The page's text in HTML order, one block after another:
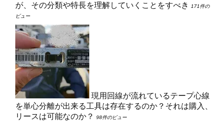
が、その分類や特長を理解していくことをすべき
171件の
ビュー
現用回線が流れているテープ心線
を単心分離が出来る工具は存在するのか？それは購入、
リースは可能なのか？
98件のビュー